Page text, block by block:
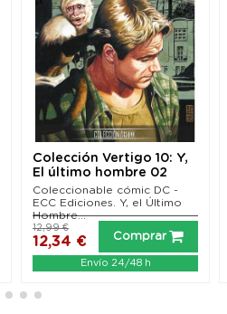
Colección Vertigo 10: Y,
El último hombre 02
Coleccionable cómic DC -
ECC Ediciones. Y, el Último
Hombre...
12,34 €
12,99 €
Comprar
Envío 24/48 h